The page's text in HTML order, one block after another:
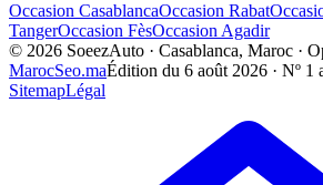
Occasion CasablancaOccasion Rabat
TangerOccasion FèsOccasion Agadir
© 2026 SoeezAuto · Casablanca, Maroc ·
MarocSeo.maÉdition du 6 août 2026 · Nº 1
SitemapLégal